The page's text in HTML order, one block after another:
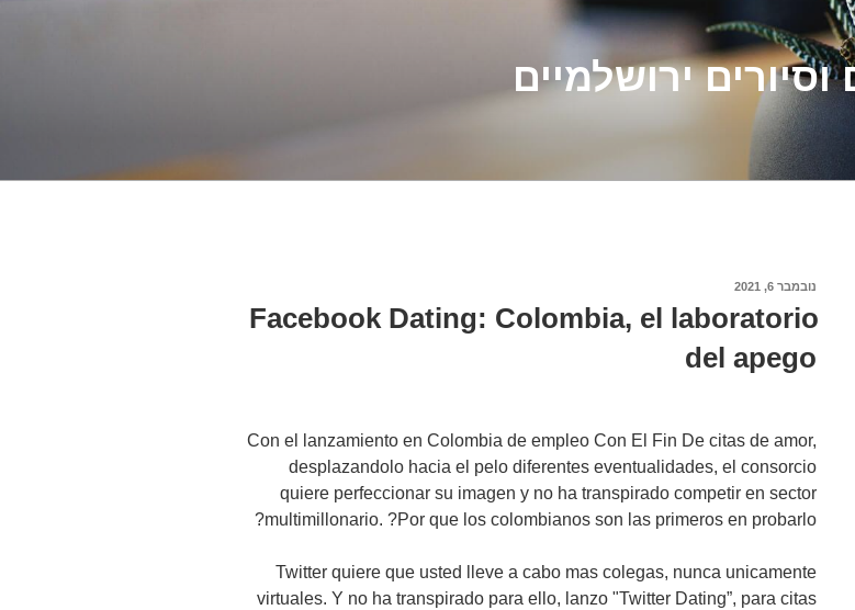
ירושלמיים
פורסם
נובמבר 6, 2021
Facebook Dating: Colombia, el laboratorio
del apego
Con el lanzamiento en Colombia de empleo Con El Fin De citas de amor,
desplazandolo hacia el pelo diferentes eventualidades, el consorcio
quiere perfeccionar su imagen y no ha transpirado competir en sector
multimillonario. ?Por que los colombianos son las primeros en probarlo?
Twitter quiere que usted lleve a cabo mas colegas, nunca unicamente
virtuales. Y no ha transpirado para ello, lanzo "Twitter Dating”, para citas